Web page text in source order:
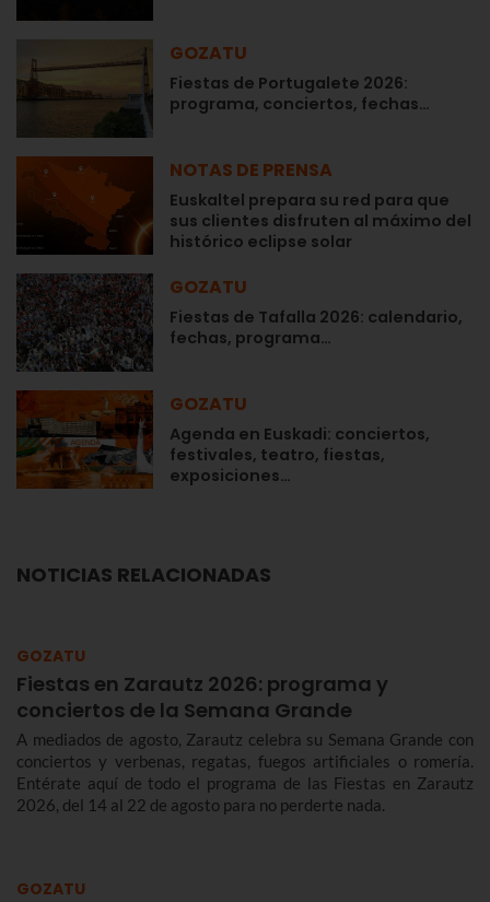
GOZATU
Fiestas de Portugalete 2026:
programa, conciertos, fechas…
NOTAS DE PRENSA
Euskaltel prepara su red para que
sus clientes disfruten al máximo del
histórico eclipse solar
GOZATU
Fiestas de Tafalla 2026: calendario,
fechas, programa…
GOZATU
Agenda en Euskadi: conciertos,
festivales, teatro, fiestas,
exposiciones…
NOTICIAS RELACIONADAS
GOZATU
Fiestas en Zarautz 2026: programa y
conciertos de la Semana Grande
A mediados de agosto, Zarautz celebra su Semana Grande con
conciertos y verbenas, regatas, fuegos artificiales o romería.
Entérate aquí de todo el programa de las Fiestas en Zarautz
2026, del 14 al 22 de agosto para no perderte nada.
GOZATU